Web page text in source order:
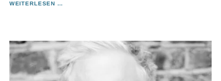
WEITERLESEN …